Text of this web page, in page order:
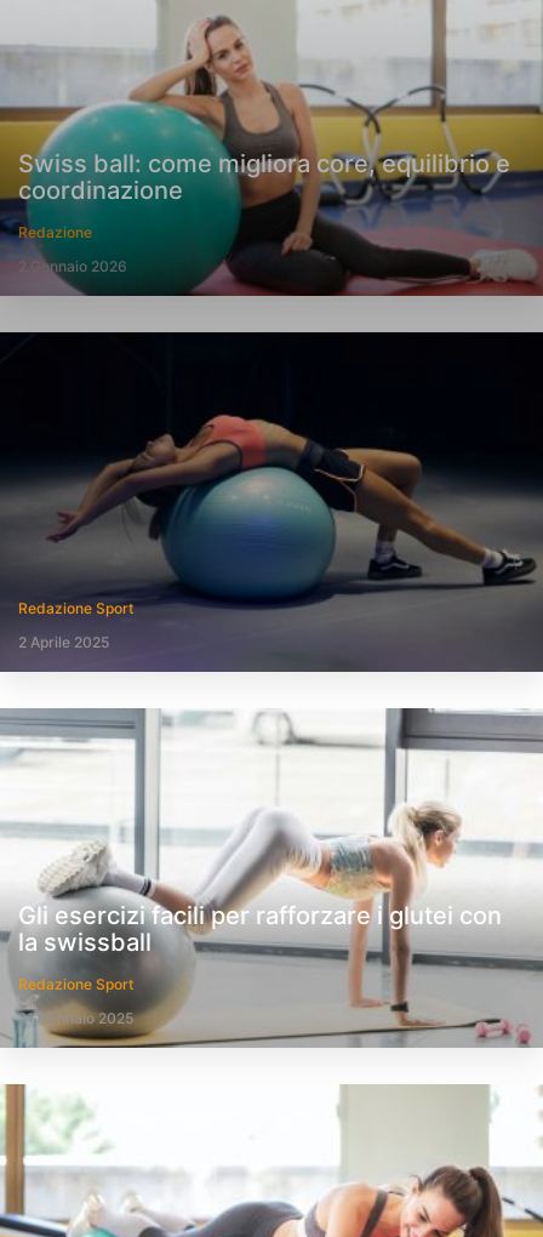
Swiss ball: come migliora core, equilibrio e
coordinazione
Redazione
2 Gennaio 2026
Redazione Sport
2 Aprile 2025
Gli esercizi facili per rafforzare i glutei con
la swissball
Redazione Sport
21 Gennaio 2025